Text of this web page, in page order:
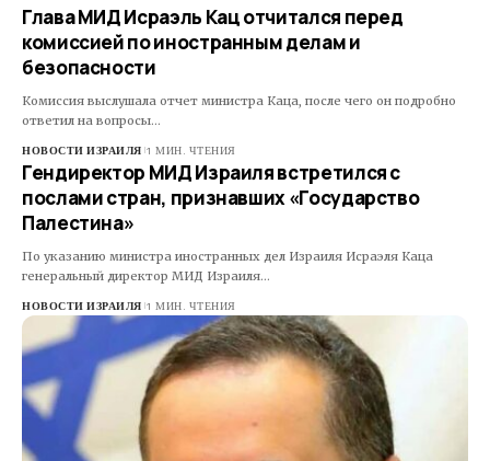
Глава МИД Исраэль Кац отчитался перед
комиссией по иностранным делам и
безопасности
Комиссия выслушала отчет министра Каца, после чего он подробно
ответил на вопросы…
НОВОСТИ ИЗРАИЛЯ 1 МИН. ЧТЕНИЯ
Гендиректор МИД Израиля встретился с
послами стран, признавших «Государство
Палестина»
По указанию министра иностранных дел Израиля Исраэля Каца
генеральный директор МИД Израиля…
НОВОСТИ ИЗРАИЛЯ 1 МИН. ЧТЕНИЯ